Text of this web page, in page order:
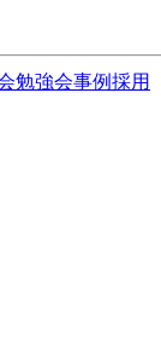
勉強会事例採用